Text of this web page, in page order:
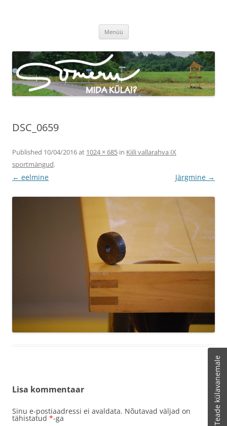
Menüü Liigu
juurde
DSC_0659
Published 10/04/2016at 1024 × 685 in Kiili vallarahva IX
sportmängud.
← eelmine Järgmine →
Lisa kommentaar
Sinu e-postiaadressi ei avaldata. Nõutavad väljad on
tähistatud *-ga
Teade külavanemale